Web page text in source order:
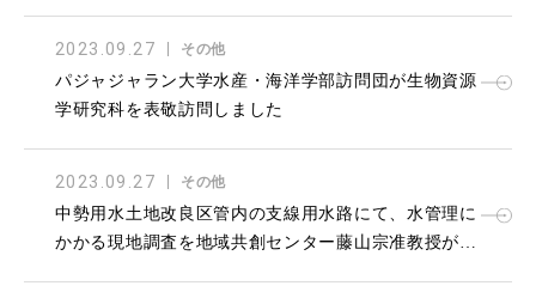
2023.09.27 その他
パジャジャラン大学水産・海洋学部訪問団が生物資源
学研究科を表敬訪問しました
2023.09.27 その他
中勢用水土地改良区管内の支線用水路にて、水管理に
かかる現地調査を地域共創センター藤山宗准教授が実